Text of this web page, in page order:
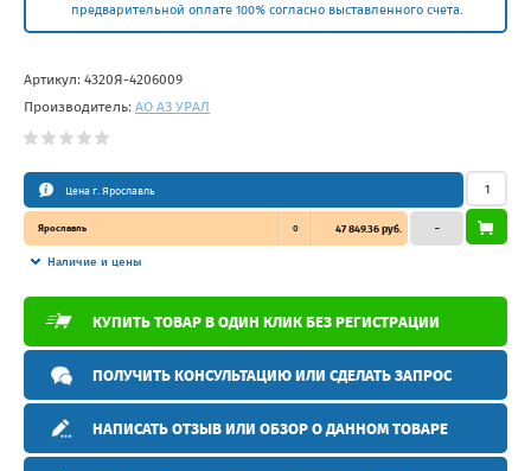
предварительной оплате 100% согласно выставленного счета.
Артикул: 4320Я-4206009
Производитель: АО АЗ УРАЛ
Цена г. Ярославль
Ярославль 0 47 849.36 руб.
Наличие и цены
–
КУПИТЬ ТОВАР В ОДИН КЛИК БЕЗ РЕГИСТРАЦИИ
ПОЛУЧИТЬ КОНСУЛЬТАЦИЮ ИЛИ СДЕЛАТЬ ЗАПРОС
НАПИСАТЬ ОТЗЫВ ИЛИ ОБЗОР О ДАННОМ ТОВАРЕ